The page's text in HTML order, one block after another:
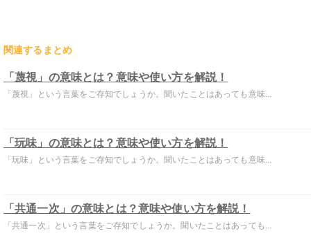
関連するまとめ
「蔑視」の意味とは？意味や使い方を解説！
「蔑視」という言葉をご存知でしょうか。聞いたことはあっても意味...
「玩味」の意味とは？意味や使い方を解説！
「玩味」という言葉をご存知でしょうか。聞いたことはあっても意味...
「共通一次」の意味とは？意味や使い方を解説！
「共通一次」という言葉をご存知でしょうか。聞いたことはあっても...